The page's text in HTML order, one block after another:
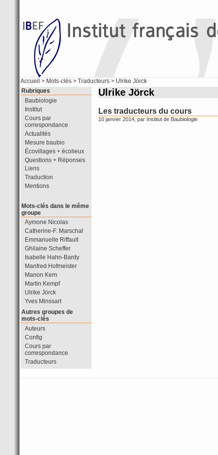
Accueil > Mots-clés > Traducteurs > Ulrike Jörck
Ulrike Jörck
Les traducteurs du cours
10 janvier 2014, par Institut de Baubiologie
Rubriques
Baubiologie
Institut
Cours par
correspondance
Actualités
Mesure baubio
Écovillages + écolieux
Questions + Réponses
Liens
Traduction
Mentions
Mots-clés dans le même
groupe
Aymone Nicolas
Catherine-F. Marschal
Emmanuelle Riffault
Ghilaine Scheffer
Isabelle Hahn-Bardy
Manfred Hofmeister
Manon Kern
Martin Kempf
Ulrike Jörck
Yves Minssart
Autres groupes de
mots-clés
Auteurs
Config
Cours par
correspondance
Traducteurs